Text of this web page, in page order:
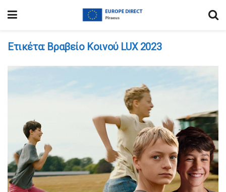
Ετικέτα: Βραβείο Κοινού LUX 2023